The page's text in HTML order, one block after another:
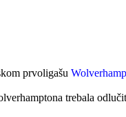
prvoligašu
trebala